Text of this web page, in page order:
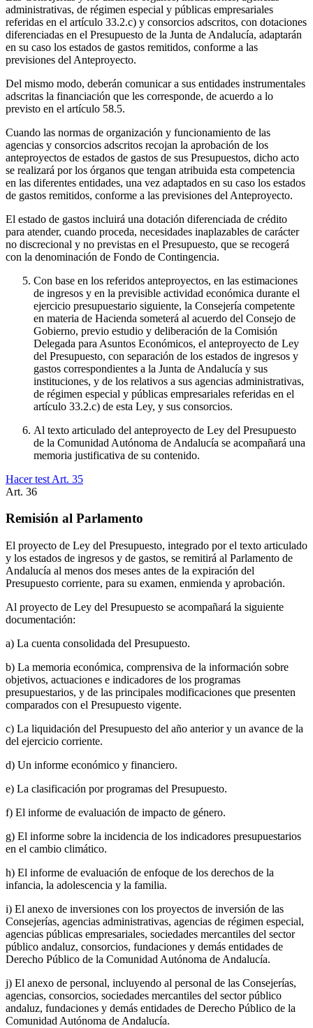
administrativas, de régimen especial y públicas empresariales
referidas en el artículo 33.2.c) y consorcios adscritos, con dotaciones
diferenciadas en el Presupuesto de la Junta de Andalucía, adaptarán
en su caso los estados de gastos remitidos, conforme a las
previsiones del Anteproyecto.
Del mismo modo, deberán comunicar a sus entidades instrumentales
adscritas la financiación que les corresponde, de acuerdo a lo
previsto en el artículo 58.5.
Cuando las normas de organización y funcionamiento de las
agencias y consorcios adscritos recojan la aprobación de los
anteproyectos de estados de gastos de sus Presupuestos, dicho acto
se realizará por los órganos que tengan atribuida esta competencia
en las diferentes entidades, una vez adaptados en su caso los estados
de gastos remitidos, conforme a las previsiones del Anteproyecto.
El estado de gastos incluirá una dotación diferenciada de crédito
para atender, cuando proceda, necesidades inaplazables de carácter
no discrecional y no previstas en el Presupuesto, que se recogerá
con la denominación de Fondo de Contingencia.
Con base en los referidos anteproyectos, en las estimaciones
de ingresos y en la previsible actividad económica durante el
ejercicio presupuestario siguiente, la Consejería competente
en materia de Hacienda someterá al acuerdo del Consejo de
Gobierno, previo estudio y deliberación de la Comisión
Delegada para Asuntos Económicos, el anteproyecto de Ley
del Presupuesto, con separación de los estados de ingresos y
gastos correspondientes a la Junta de Andalucía y sus
instituciones, y de los relativos a sus agencias administrativas,
de régimen especial y públicas empresariales referidas en el
artículo 33.2.c) de esta Ley, y sus consorcios.
Al texto articulado del anteproyecto de Ley del Presupuesto
de la Comunidad Autónoma de Andalucía se acompañará una
memoria justificativa de su contenido.
Hacer test Art. 35
Art. 36
Remisión al Parlamento
El proyecto de Ley del Presupuesto, integrado por el texto articulado
y los estados de ingresos y de gastos, se remitirá al Parlamento de
Andalucía al menos dos meses antes de la expiración del
Presupuesto corriente, para su examen, enmienda y aprobación.
Al proyecto de Ley del Presupuesto se acompañará la siguiente
documentación:
a) La cuenta consolidada del Presupuesto.
b) La memoria económica, comprensiva de la información sobre
objetivos, actuaciones e indicadores de los programas
presupuestarios, y de las principales modificaciones que presenten
comparados con el Presupuesto vigente.
c) La liquidación del Presupuesto del año anterior y un avance de la
del ejercicio corriente.
d) Un informe económico y financiero.
e) La clasificación por programas del Presupuesto.
f) El informe de evaluación de impacto de género.
g) El informe sobre la incidencia de los indicadores presupuestarios
en el cambio climático.
h) El informe de evaluación de enfoque de los derechos de la
infancia, la adolescencia y la familia.
i) El anexo de inversiones con los proyectos de inversión de las
Consejerías, agencias administrativas, agencias de régimen especial,
agencias públicas empresariales, sociedades mercantiles del sector
público andaluz, consorcios, fundaciones y demás entidades de
Derecho Público de la Comunidad Autónoma de Andalucía.
j) El anexo de personal, incluyendo al personal de las Consejerías,
agencias, consorcios, sociedades mercantiles del sector público
andaluz, fundaciones y demás entidades de Derecho Público de la
Comunidad Autónoma de Andalucía.